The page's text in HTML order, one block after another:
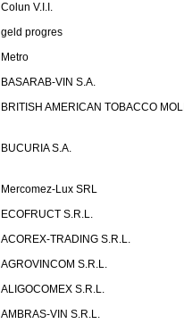
Colun V.I.I.
geld progres
Metro
BASARAB-VIN S.A.
BRITISH AMERICAN TOBACCO
BUCURIA S.A.
Mercomez-Lux SRL
ECOFRUCT S.R.L.
ACOREX-TRADING S.R.L.
AGROVINCOM S.R.L.
ALIGOCOMEX S.R.L.
AMBRAS-VIN S.R.L.